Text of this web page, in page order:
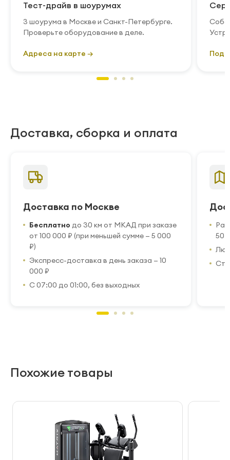
Тест-драйв в шоурумах
3 шоурума в Москве и Санкт-Петербурге.
Проверьте оборудование в деле.
Адреса на карте →
Доставка, сборка и оплата
Доставка по Москве
Бесплатно до 30 км от МКАД при заказе
от 100 000 ₽ (при меньшей сумме — 5 000
₽)
Экспресс-доставка в день заказа — 10
000 ₽
С 07:00 до 01:00, без выходных
50
Похожие товары